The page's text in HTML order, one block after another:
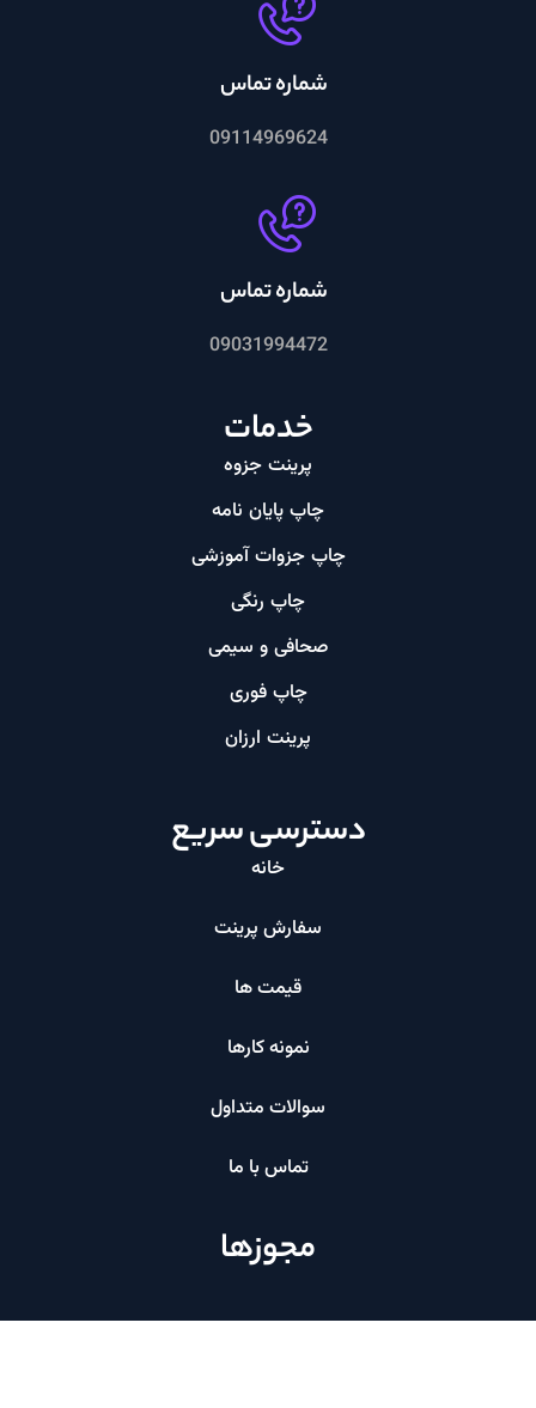
شماره تماس
09114969624
شماره تماس
09031994472
خدمات
پرینت جزوه
چاپ پایان نامه
چاپ جزوات آموزشی
چاپ رنگی
صحافی و سیمی
چاپ فوری
پرینت ارزان​
دسترسی سریع
خانه
سفارش پرینت
قیمت ها
نمونه کارها
سوالات متداول
تماس با ما
مجوزها